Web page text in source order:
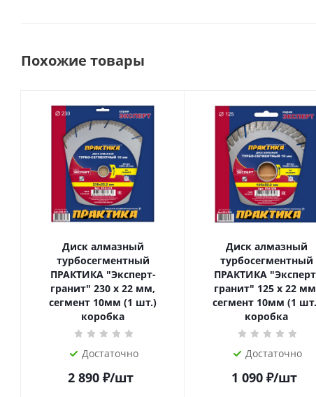
Похожие товары
Диск алмазный
турбосегментный
ПРАКТИКА "Эксперт-
гранит" 230 х 22 мм,
сегмент 10мм (1 шт.)
коробка
Достаточно
2 890₽/шт
Диск алмазный
турбосегментный
ПРАКТИКА
гранит" 125 х 22
сегмент 10мм (1
коробка
Достаточно
1 090₽/шт